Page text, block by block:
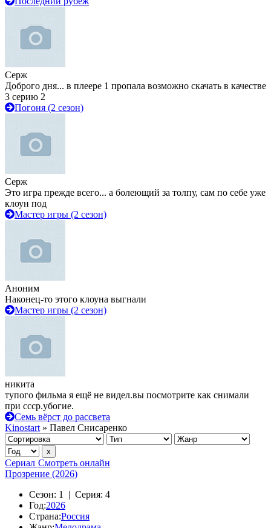
Серж
Доброго дня... в плеере 1 пропала возможно скачать в качестве
3 серию 2
Погоня (2 сезон)
Серж
Это игра прежде всего... а болеющий за толпу, сам по себе уже
клоун под
Мастер игры (2 сезон)
Аноним
Наконец-то этого клоуна выгнали
Мастер игры (2 сезон)
никита
тупого фильма я ещё не видел.вы посмотрите как снимали
при ссср.убогие.
Семь вёрст до рассвета
Kinostart » Павел Снисаренко
Сериал Смотреть онлайн
Прозрение (2026)
Сезон: 1 | Серия: 4
Год:2026
Страна:Россия